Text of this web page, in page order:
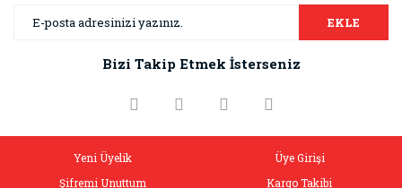
EKLE
Bizi Takip Etmek İsterseniz
Yeni Üyelik
Üye Girişi
Şifremi Unuttum
Kargo Takibi